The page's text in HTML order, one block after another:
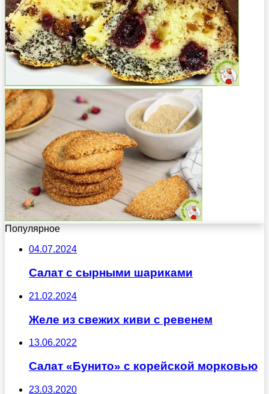
Популярное
04.07.2024
Салат с сырными шариками
21.02.2024
Желе из свежих киви с ревенем
13.06.2022
Салат «Бунито» с корейской морковью
23.03.2020